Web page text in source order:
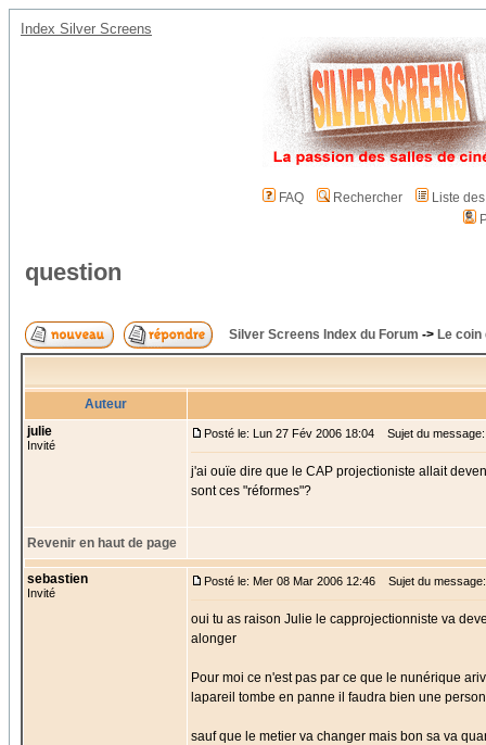
Index Silver Screens
FAQ Rechercher
Liste
question
Silver Screens Index du Forum -> Le
Auteur
julie
Invité
Posté le: Lun 27 Fév 2006 18:04 Sujet du
j'ai ouïe dire que le CAP projectioniste allait
sont ces "réformes"?
Revenir en haut de page
sebastien
Invité
Posté le: Mer 08 Mar 2006 12:46 Sujet du message:
oui tu as raison Julie le capprojectionniste va
alonger
Pour moi ce n'est pas par ce que le nunérique
lapareil tombe en panne il faudra bien une
sauf que le metier va changer mais bon sa va